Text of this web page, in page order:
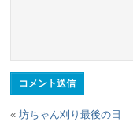
«坊ちゃん刈り最後の日